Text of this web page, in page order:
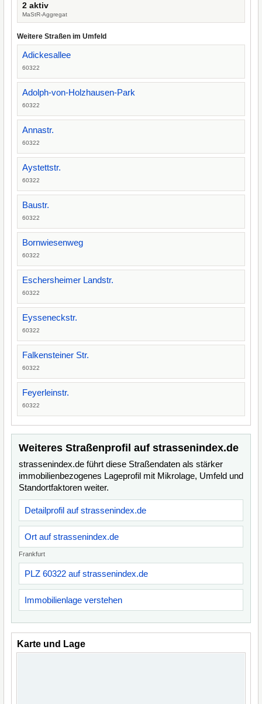
2 aktiv
MaStR-Aggregat
Weitere Straßen im Umfeld
Adickesallee
60322
Adolph-von-Holzhausen-Park
60322
Annastr.
60322
Aystettstr.
60322
Baustr.
60322
Bornwiesenweg
60322
Eschersheimer Landstr.
60322
Eysseneckstr.
60322
Falkensteiner Str.
60322
Feyerleinstr.
60322
Weiteres Straßenprofil auf strassenindex.de
strassenindex.de führt diese Straßendaten als stärker
immobilienbezogenes Lageprofil mit Mikrolage, Umfeld und
Standortfaktoren weiter.
Detailprofil auf strassenindex.de
Ort auf strassenindex.de
Frankfurt
PLZ 60322 auf strassenindex.de
Immobilienlage verstehen
Karte und Lage